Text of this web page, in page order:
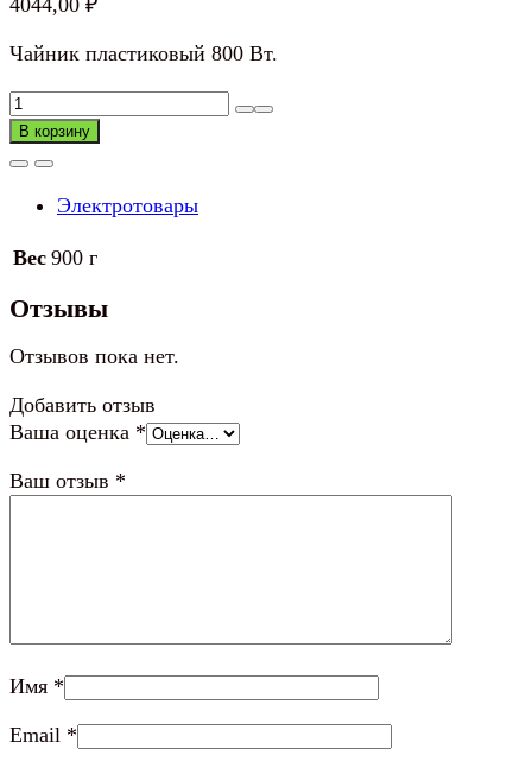
Чайник пластиковый 800 Вт.
Количество
товара
Чайник
800
В корзину
Электротовары
Вес 900 г
Отзывы
Отзывов пока нет.
Добавить отзыв
Ваша оценка *
Ваш отзыв *
Имя *
Email *